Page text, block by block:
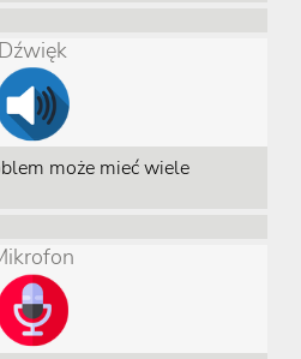
Dźwięk
może mieć wiele